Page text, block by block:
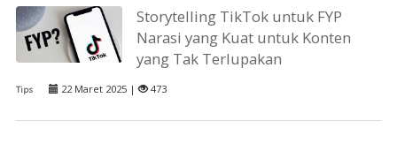
Storytelling TikTok untuk FYP
Narasi yang Kuat untuk Konten
yang Tak Terlupakan
Tips 22 Maret 2025 | 473